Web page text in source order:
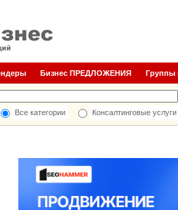
Бизнес ПРЕДЛОЖЕНИЯ
Все категории
Консалтинговые услуги